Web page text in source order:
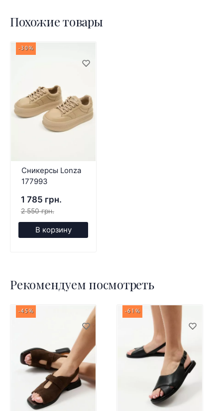
Похожие товары
-30%
Сникерсы Lonza
177993
1 785 грн.
2 550 грн.
В корзину
Рекомендуем посмотреть
-45% -61%